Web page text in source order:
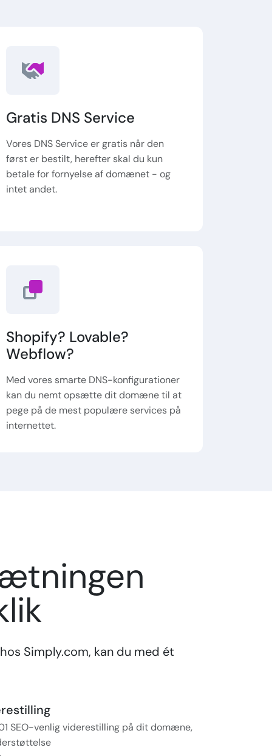
Gratis DNS Service
Vores DNS Service er gratis når den
først er bestilt, herefter skal du kun
betale for fornyelse af domænet - og
intet andet.
Shopify? Lovable?
Webflow?
Med vores smarte DNS-konfigurationer
kan du nemt opsætte dit domæne til at
pege på de mest populære services på
internettet.
Simply.com, kan du med ét
SEO-venlig viderestilling på dit domæne,